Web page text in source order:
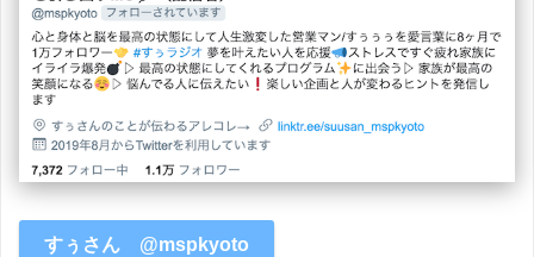
すぅさん @mspkyoto